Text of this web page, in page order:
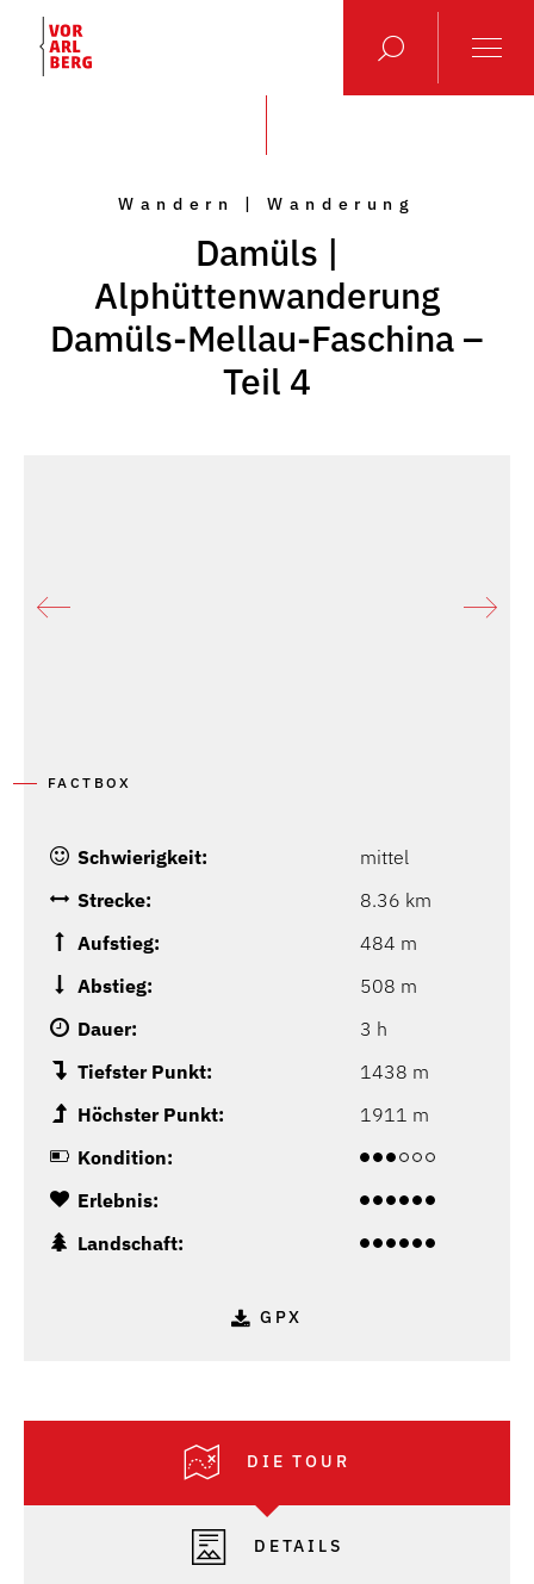
Wandern | Wanderung
Damüls |
Alphüttenwanderung
Damüls-Mellau-Faschina –
Teil 4
FACTBOX
Schwierigkeit:
mittel
Strecke:
8.36 km
Aufstieg:
484 m
Abstieg:
508 m
Dauer:
3 h
Tiefster Punkt:
1438 m
Höchster Punkt:
1911 m
Kondition:
Erlebnis:
Landschaft:
GPX
DIE TOUR
DETAILS